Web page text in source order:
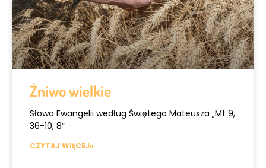
Żniwo wielkie
Słowa Ewangelii według Świętego Mateusza „Mt 9,
36-10, 8”
CZYTAJ WIĘCEJ»